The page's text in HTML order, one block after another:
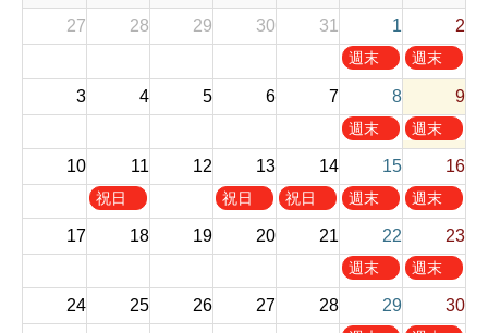
27
28 29 30 31 1 2
土
曜
,
8
1
s
2
0
週末
お休
日
曜
,
8
2
n
2
0
週末
お休
3 4 5 6 7 8 9
土
曜
,
8
8
t
2
週末
お休
日
曜
,
8
9
t
2
週末
お休
10 11 12 13 14 15 16
火
曜
8
1
祝日
木
曜
8
1
祝日
金
曜
8
1
祝日
土
曜
,
8
1
週末
お休
日
曜
,
8
1
週末
お休
17 18 19 20 21 22 23
土
曜
週末
お休
日
曜
週末
お休
24 25 26 27 28 29 30